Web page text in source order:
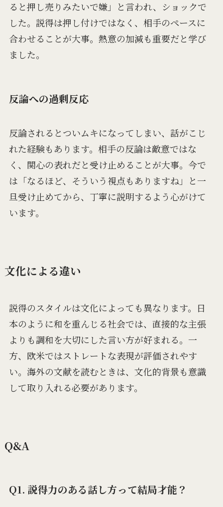
ると押し売りみたいで嫌」と言われ、ショックで
した。説得は押し付けではなく、相手のペースに
合わせることが大事。熱意の加減も重要だと学び
ました。
反論への過剰反応
反論されるとついムキになってしまい、話がこじ
れた経験もあります。相手の反論は敵意ではな
く、関心の表れだと受け止めることが大事。今で
は「なるほど、そういう視点もありますね」と一
旦受け止めてから、丁寧に説明するよう心がけて
います。
文化による違い
説得のスタイルは文化によっても異なります。日
本のように和を重んじる社会では、直接的な主張
よりも調和を大切にした言い方が好まれる。一
方、欧米ではストレートな表現が評価されやす
い。海外の文献を読むときは、文化的背景も意識
して取り入れる必要があります。
Q&A
Q1. 説得力のある話し方って結局才能？